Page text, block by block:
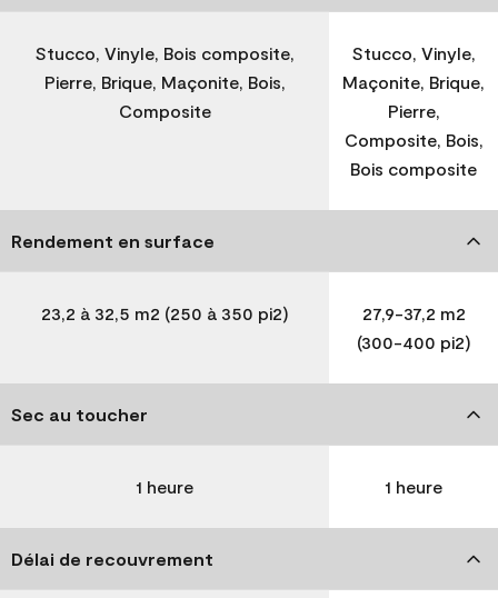
Stucco, Vinyle, Bois composite,
Pierre, Brique, Maçonite, Bois,
Composite
Stucco, Vinyle,
Maçonite, Brique,
Pierre,
Composite, Bois,
Bois composite
Rendement en surface
23,2 à 32,5 m2 (250 à 350 pi2)
27,9-37,2 m2
(300-400 pi2)
Sec au toucher
1 heure 1 heure
Délai de recouvrement